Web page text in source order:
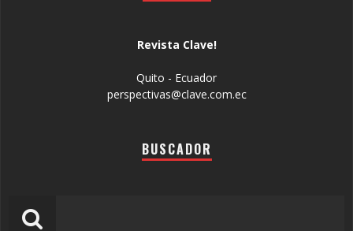
Revista Clave!
Quito - Ecuador
perspectivas@clave.com.ec
BUSCADOR